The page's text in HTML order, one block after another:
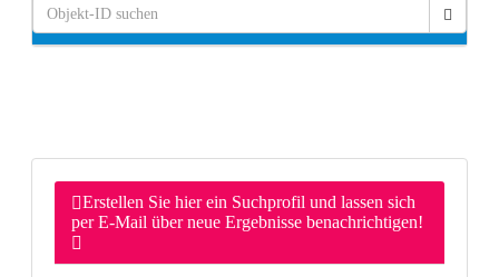
Erstellen Sie hier ein Suchprofil und lassen sich
per E-Mail über neue Ergebnisse benachrichtigen!